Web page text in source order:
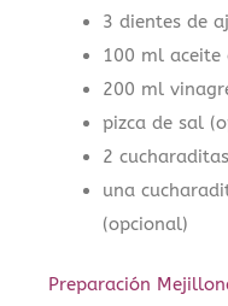
3 dientes de
100 ml aceite
200 ml
pizca de sal
2
una
(opcional)
Preparación